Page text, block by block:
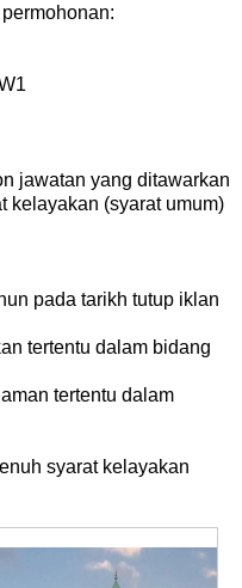
jawatan yang ditawarkan
kelayakan (syarat umum)
pada tarikh tutup iklan
tertentu dalam bidang
tertentu dalam
syarat kelayakan